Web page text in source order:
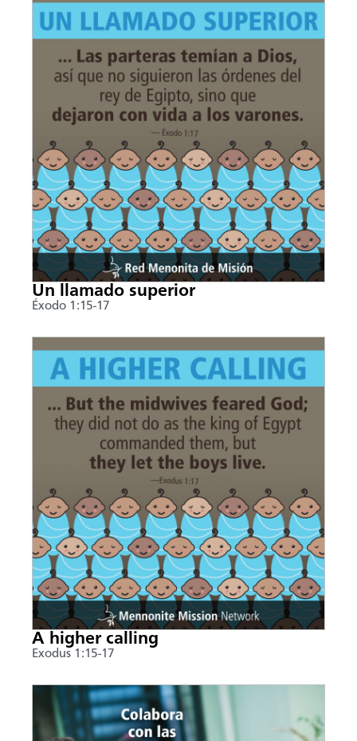
Un llamado superior
Éxodo 1:15-17
A higher calling
Exodus 1:15-17